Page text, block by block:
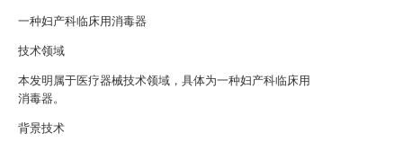
一种妇产科临床用消毒器
技术领域
本发明属于医疗器械技术领域，具体为一种妇产科临床用
消毒器。
背景技术